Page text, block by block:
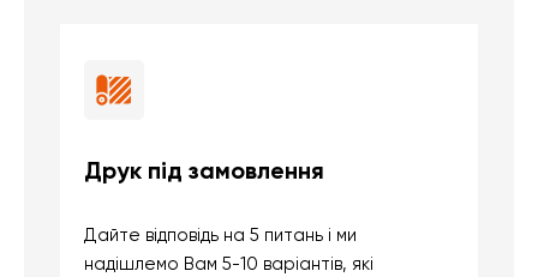
Друк під замовлення
Дайте відповідь на 5 питань і ми
надішлемо Вам 5-10 варіантів, які